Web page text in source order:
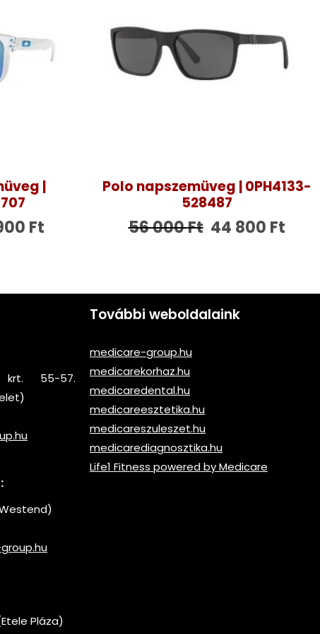
|
Ft
Polo napszemüveg | 0PH4133-
528487
56 000Ft 44 800 Ft
krt. 55-57.
Pláza)
További weboldalaink
medicare-group.hu
medicarekorhaz.hu
medicaredental.hu
medicareesztetika.hu
medicareszuleszet.hu
medicarediagnosztika.hu
Life1 Fitness powered by Medicare